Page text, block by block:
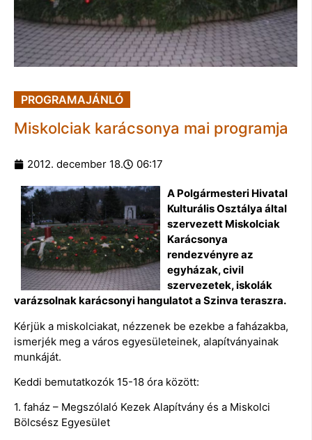
PROGRAMAJÁNLÓ
Miskolciak karácsonya mai programja
2012. december 18. 06:17
A Polgármesteri Hivatal
Kulturális Osztálya által
szervezett Miskolciak
Karácsonya
rendezvényre az
egyházak, civil
szervezetek, iskolák
varázsolnak karácsonyi hangulatot a Szinva teraszra.
Kérjük a miskolciakat, nézzenek be ezekbe a faházakba,
ismerjék meg a város egyesületeinek, alapítványainak
munkáját.
Keddi bemutatkozók 15-18 óra között:
1. faház – Megszólaló Kezek Alapítvány és a Miskolci
Bölcsész Egyesület